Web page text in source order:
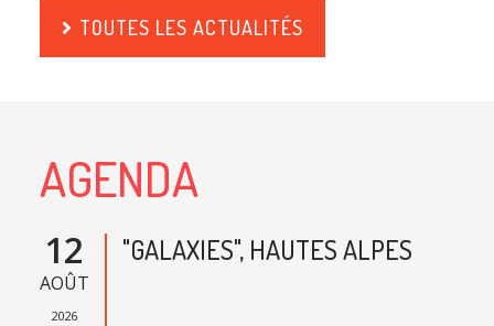
TOUTES LES ACTUALITÉS
AGENDA
12
AOÛT
2026
"GALAXIES", HAUTES ALPES